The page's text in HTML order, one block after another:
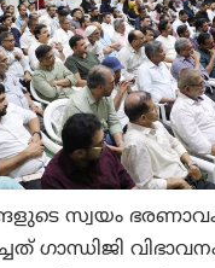
സ്വയം
ഗാന്ധിജി